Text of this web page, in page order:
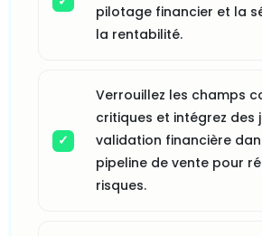
pilotage financier et la
la rentabilité.
Verrouillez les champs
critiques et intégrez des
validation financière
pipeline de vente pour
risques.